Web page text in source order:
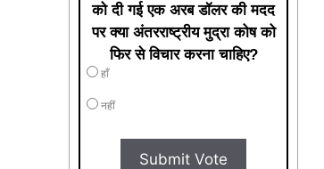
को दी गई एक अरब डॉलर की मदद
पर क्या अंतरराष्ट्रीय मुद्रा कोष को
फिर से विचार करना चाहिए?
हाँ
नहीं
Submit Vote